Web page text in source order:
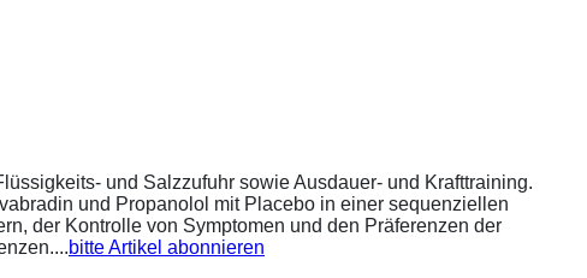
und Salzzufuhr sowie Ausdauer- und Krafttraining.
und Propanolol mit Placebo in einer sequenziellen
der Kontrolle von Symptomen und den Präferenzen der
bitte Artikel abonnieren